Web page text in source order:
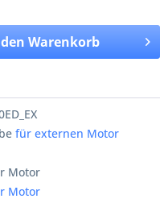
Warenkorb
für externen Motor
Motor
Motor